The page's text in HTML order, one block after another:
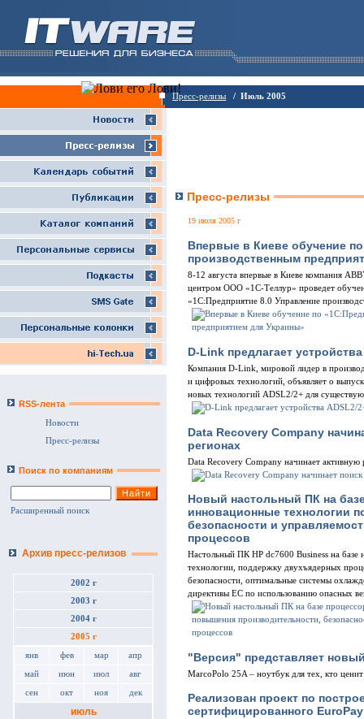
Пресс-релизы / Июль 2005
RSS-лента
Новости
Пресс-релизы
Поиск по компаниям
Расширенный поиск
Архив пресс-релизов
2002 г
2003 г
2004 г
2005 г
янв фев мар апр
май июн июл авг
сен окт ноя дек
июль
Пресс-релизы
19 июля 2005 г
Впервые в Киеве обучение
производственным
8-12 августа впервые в Киеве компания
центром ООО «1С-Теллур» проведет
«1С:Предприятие 8.0 Управление
D-Link предлагает
Компания D-Link, мировой лидер в
и цифровых технологий, объявляет о
новых технологий ADSL2/2+ для
Data Recovery Company
регионах
Data Recovery Company начинает
Новый настольный ПК на
инновационные технологии
безопасности и
процессов
Настольный ПК HP dc7600 Business на базе
технологии, поддержку двухъядерных
безопасности, оптимальные системы
директивы ЕС по использованию опасных
"Версия" представляет
MarcoPolo 25A – ноутбук для тех, кто
Реализован проект по
сертифицированного EuroPay